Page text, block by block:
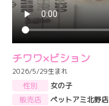
チワワ×ビション
2026/5/29生まれ
性別
女の子
販売店
ペットアミ北野店